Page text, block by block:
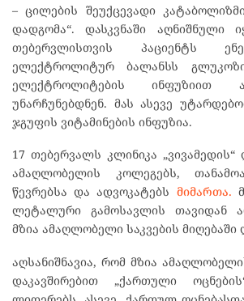
– ცილების შეუქცევადი
დადგომა“. დასკვნაში აღნიშნული
თებერვლისთვის პაციენტს
ელექტროლიტურ ბალანსს
ელექტროლიტების ინფუზიით
უნარჩუნებდნენ. მას ასევე
ჯგუფის ვიტამინების ინფუზია.
17 თებერვალს კლინიკა
ამაღლობელის კოლეგებს,
წევრებსა და ადვოკატებს მიმართა.
ლეტალური გამოსავლის თავიდან
მზია ამაღლობელი საკვების მიღებაში
აღსანიშნავია, რომ მზია
დაკავშირებით „ქართული